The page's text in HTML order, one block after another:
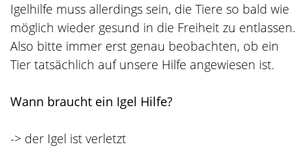
Igelhilfe muss allerdings sein, die Tiere so bald wie
möglich wieder gesund in die Freiheit zu entlassen.
Also bitte immer erst genau beobachten, ob ein
Tier tatsächlich auf unsere Hilfe angewiesen ist.
Wann braucht ein Igel Hilfe?
-> der Igel ist verletzt